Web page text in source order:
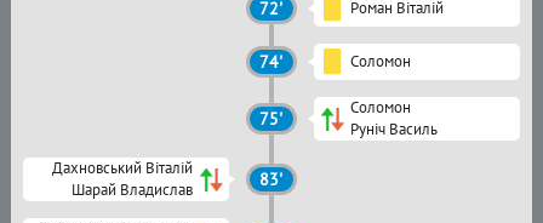
72' Роман Віталій
74' Соломон
75'
Соломон
Руніч Василь
Дахновський Віталій
Шарай Владислав
83'